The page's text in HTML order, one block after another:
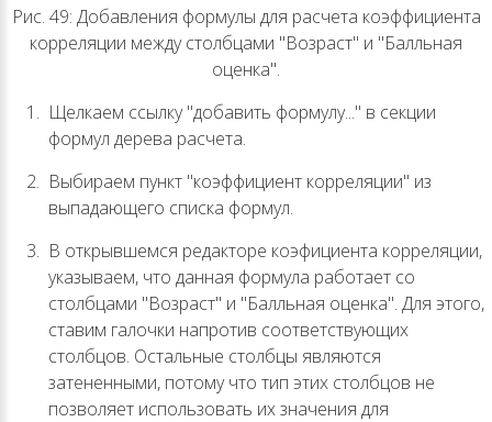
Рис. 49: Добавления формулы для расчета коэффициента
корреляции между столбцами "Возраст" и "Балльная
оценка".
Щелкаем ссылку "добавить формулу..." в секции
формул дерева расчета.
Выбираем пункт "коэффициент корреляции" из
выпадающего списка формул.
В открывшемся редакторе коэфициента корреляции,
указываем, что данная формула работает со
столбцами "Возраст" и "Балльная оценка". Для этого,
ставим галочки напротив соответствующих
столбцов. Остальные столбцы являются
затененными, потому что тип этих столбцов не
позволяет использовать их значения для